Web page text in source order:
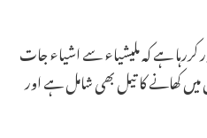
ہے کہ ملیشیاء سے اشیاء جات
کھانے کا تیل بھی شامل ہے اور